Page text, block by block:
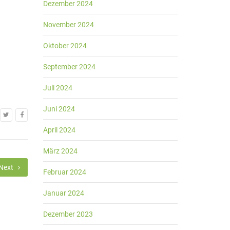
Dezember 2024
November 2024
Oktober 2024
September 2024
Juli 2024
Juni 2024
April 2024
März 2024
Februar 2024
Januar 2024
Dezember 2023